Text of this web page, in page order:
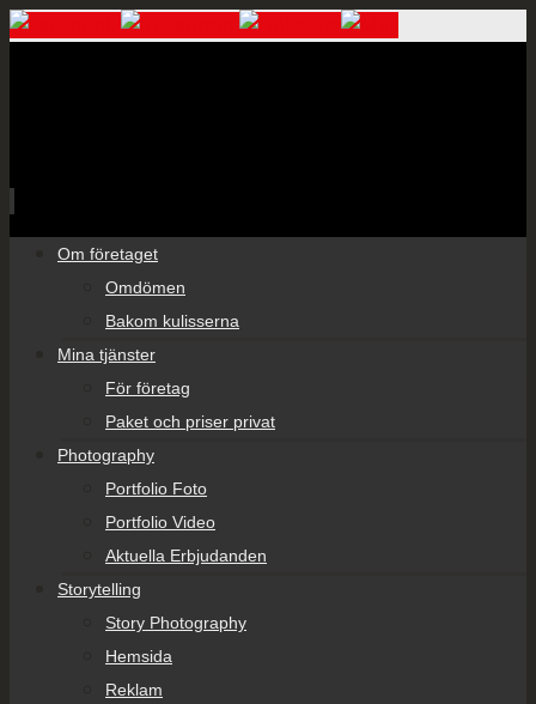
Om företaget
Omdömen
Bakom kulisserna
Mina tjänster
För företag
Paket och priser privat
Photography
Portfolio Foto
Portfolio Video
Aktuella Erbjudanden
Storytelling
Story Photography
Hemsida
Reklam